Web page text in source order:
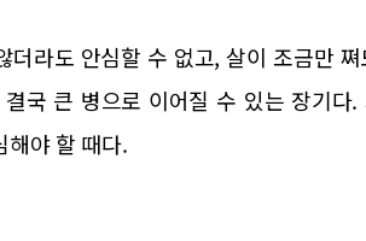
라도 안심할 수 없고, 살이 조금만
국 큰 병으로 이어질 수 있는 장기다
해야 할 때다.